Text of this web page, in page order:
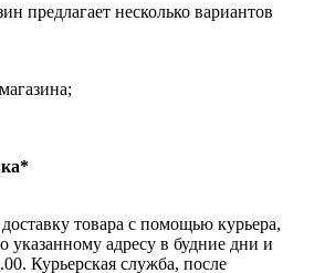
предлагает несколько вариантов
товара с помощью курьера,
указанному адресу в будние дни и
Курьерская служба, после